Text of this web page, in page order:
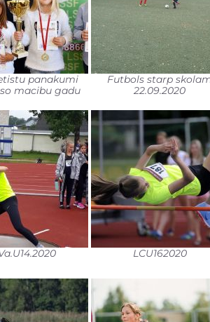
panakumi
macibu gadu
Futbols starp
22.09.2020
LCU162020